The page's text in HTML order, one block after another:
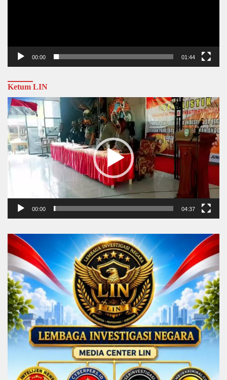
00:00 01:44
Ketum LIN
Video
Player
00:00 04:37